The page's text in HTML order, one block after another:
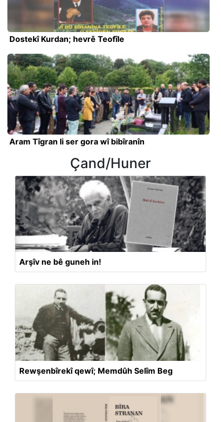
Dostekî Kurdan; hevrê Teofîle
Aram Tîgran li ser gora wî bibîranîn
Çand/Huner
Arşîv ne bê guneh in!
Rewşenbîrekî qewî; Memdûh Selîm Beg